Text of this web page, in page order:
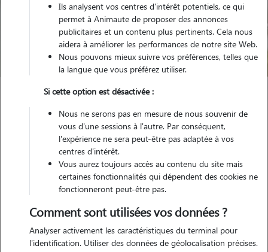
Pour quel animal ?
Trouver mon Pet Sitter
Nanterre
Nos familles d'accueil à Nanterre
(92000)
Ils analysent vos centres d'intérêt potentiels, ce qui
permet à Animaute de proposer des annonces
publicitaires et un contenu plus pertinents. Cela nous
aidera à améliorer les performances de notre site Web.
Nous pouvons mieux suivre vos préférences, telles que
la langue que vous préférez utiliser.
Si cette option est désactivée :
Nous ne serons pas en mesure de nous souvenir de
vous d'une sessions à l'autre. Par conséquent,
l'expérience ne sera peut-être pas adaptée à vos
centres d'intérêt.
Vous aurez toujours accès au contenu du site mais
certaines fonctionnalités qui dépendent des cookies ne
fonctionneront peut-être pas.
Comment sont utilisées vos données ?
Analyser activement les caractéristiques du terminal pour
l'identification. Utiliser des données de géolocalisation précises.